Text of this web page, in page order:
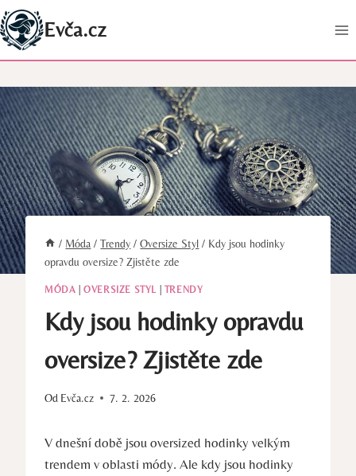
Přeskočit
na
obsah
Evča.cz
/ Móda / Trendy / Oversize Styl / Kdy jsou hodinky
opravdu oversize? Zjistěte zde
MÓDA |OVERSIZE STYL TRENDY
Kdy jsou hodinky opravdu
oversize? Zjistěte zde
Od Evča.cz 7. 2. 2026
V dnešní době jsou oversized hodinky velkým
trendem v oblasti módy. Ale kdy jsou hodinky